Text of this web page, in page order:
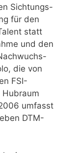
Sichtungs-
für den
statt
und den
die von
FSI-
umfasst
DTM-